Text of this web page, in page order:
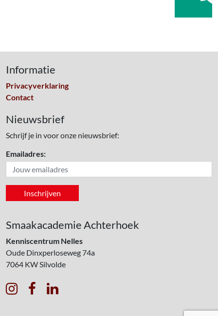
Informatie
Privacyverklaring
Contact
Nieuwsbrief
Schrijf je in voor onze nieuwsbrief:
Emailadres:
Smaakacademie Achterhoek
Kenniscentrum Nelles
Oude Dinxperloseweg 74a
7064 KWSilvolde
  